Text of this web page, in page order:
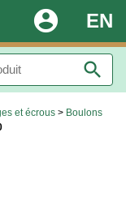
EN
account_circle
search
et écrous > Boulons